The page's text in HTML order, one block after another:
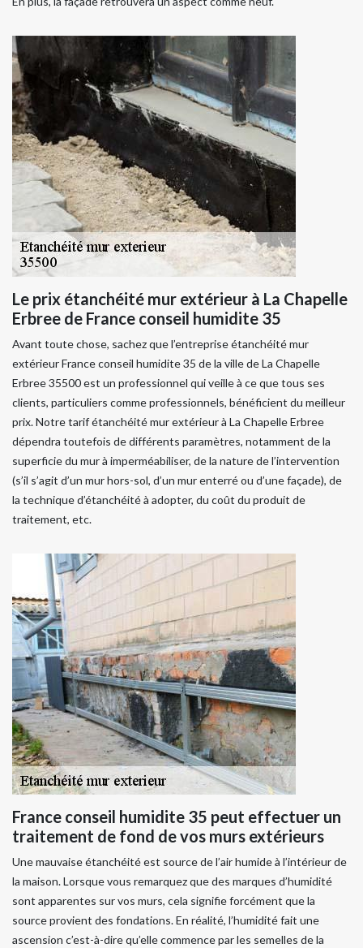
Le prix étanchéité mur extérieur à La Chapelle
Erbree de France conseil humidite 35
Avant toute chose, sachez que l’entreprise étanchéité mur
extérieur France conseil humidite 35 de la ville de La Chapelle
Erbree 35500 est un professionnel qui veille à ce que tous ses
clients, particuliers comme professionnels, bénéficient du meilleur
prix. Notre tarif étanchéité mur extérieur à La Chapelle Erbree
dépendra toutefois de différents paramètres, notamment de la
superficie du mur à imperméabiliser, de la nature de l’intervention
(s’il s’agit d’un mur hors-sol, d’un mur enterré ou d’une façade), de
la technique d’étanchéité à adopter, du coût du produit de
traitement, etc.
France conseil humidite 35 peut effectuer un
traitement de fond de vos murs extérieurs
Une mauvaise étanchéité est source de l’air humide à l’intérieur de
la maison. Lorsque vous remarquez que des marques d’humidité
sont apparentes sur vos murs, cela signifie forcément que la
source provient des fondations. En réalité, l’humidité fait une
ascension c’est-à-dire qu’elle commence par les semelles de la